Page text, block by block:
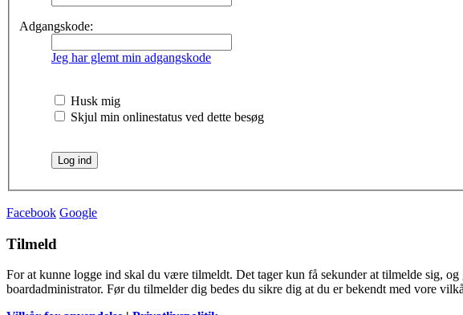
Adgangskode:
Jeg har glemt min adgangskode
Husk mig
Skjul min onlinestatus ved dette besøg
Facebook Google
Tilmeld
For at kunne logge ind skal du være tilmeldt. Det tager kun få sekunder at tilmelde sig,
boardadministrator. Før du tilmelder dig bedes du sikre dig at du er bekendt med vore